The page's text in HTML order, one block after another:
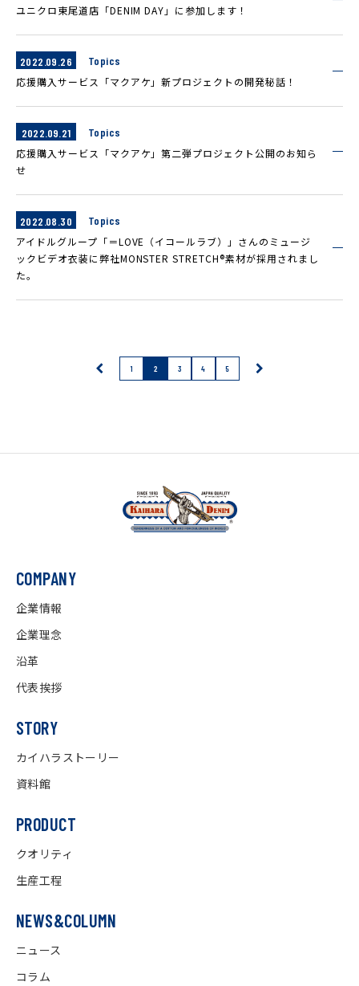
ユニクロ東尾道店「DENIM DAY」に参加します！
2022.09.26
Topics
応援購入サービス「マクアケ」新プロジェクトの開発秘話！
2022.09.21
Topics
応援購入サービス「マクアケ」第二弾プロジェクト公開のお知ら
せ
2022.08.30
Topics
アイドルグループ「＝LOVE（イコールラブ）」さんのミュージ
ックビデオ衣装に弊社MONSTER STRETCH®素材が採用されまし
た。
1 2 3 4 5
COMPANY
企業情報
企業理念
沿革
代表挨拶
STORY
カイハラストーリー
資料館
PRODUCT
クオリティ
生産工程
NEWS&COLUMN
ニュース
コラム